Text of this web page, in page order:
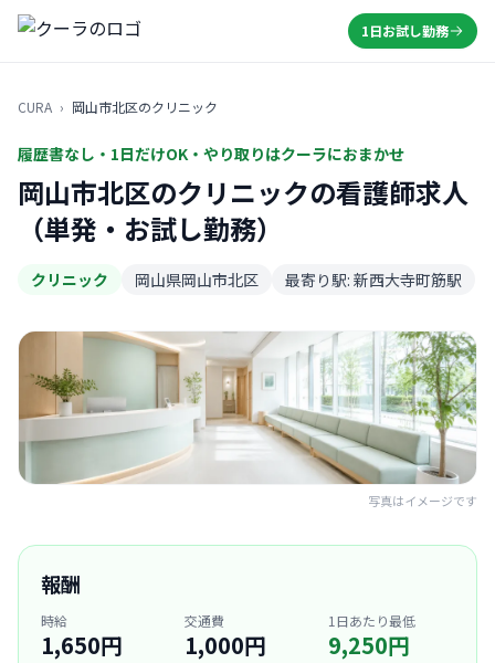
1日お試し勤務
CURA › 岡山市北区のクリニック
履歴書なし・1日だけOK・やり取りはクーラにおまかせ
岡山市北区のクリニックの看護師求人
（単発・お試し勤務）
クリニック 岡山県岡山市北区 最寄り駅: 新西大寺町筋駅
写真はイメージです
報酬
時給
1,650円
交通費
1,000円
1日あたり最低
9,250円